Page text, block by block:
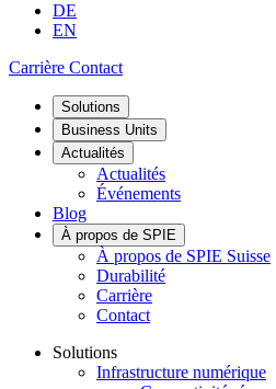
DE
EN
Carrière Contact
Solutions
Business Units
Actualités
Actualités
Événements
Blog
À propos de SPIE
À propos de SPIE Suisse
Durabilité
Carrière
Contact
Solutions
Infrastructure numérique